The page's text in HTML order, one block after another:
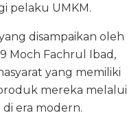
pelaku UMKM.
disampaikan oleh
Moch Fachrul Ibad,
yang memiliki
mereka melalui
era modern.